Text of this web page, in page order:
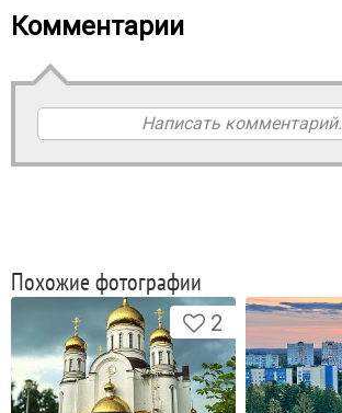
Комментарии
Написать
Похожие фотографии
2